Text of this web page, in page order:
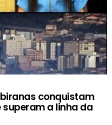
conquistam
a linha da